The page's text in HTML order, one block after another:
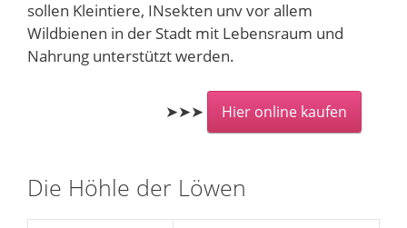
sollen Kleintiere, INsekten unv vor allem
Wildbienen in der Stadt mit Lebensraum und
Nahrung unterstützt werden.
➤➤➤ Hier online kaufen
Die Höhle der Löwen